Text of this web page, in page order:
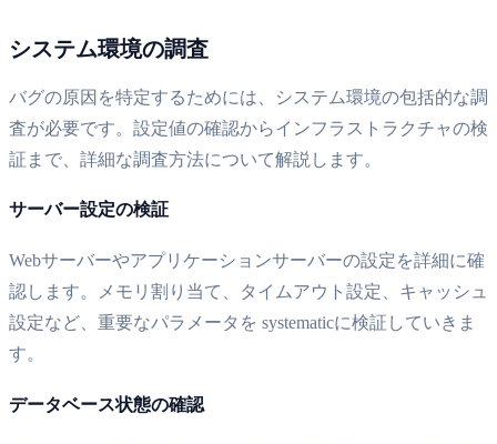
システム環境の調査
バグの原因を特定するためには、システム環境の包括的な調
査が必要です。設定値の確認からインフラストラクチャの検
証まで、詳細な調査方法について解説します。
サーバー設定の検証
Webサーバーやアプリケーションサーバーの設定を詳細に確
認します。メモリ割り当て、タイムアウト設定、キャッシュ
設定など、重要なパラメータを systematicに検証していきま
す。
データベース状態の確認